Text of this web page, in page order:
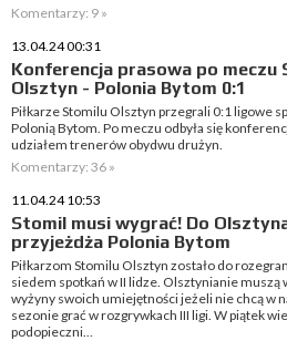
Komentarzy: 9 »
13.04.24 00:31
Konferencja prasowa po meczu
Olsztyn - Polonia Bytom 0:1
Piłkarze Stomilu Olsztyn przegrali 0:1 ligowe
Polonią Bytom. Po meczu odbyła się
udziałem trenerów obydwu drużyn.
Komentarzy: 36 »
11.04.24 10:53
Stomil musi wygrać! Do
przyjeżdża Polonia Bytom
Piłkarzom Stomilu Olsztyn zostało do
siedem spotkań w II lidze. Olsztynianie muszą
wyżyny swoich umiejętności jeżeli nie chcą w
sezonie grać w rozgrywkach III ligi. W piątek
podopieczni...